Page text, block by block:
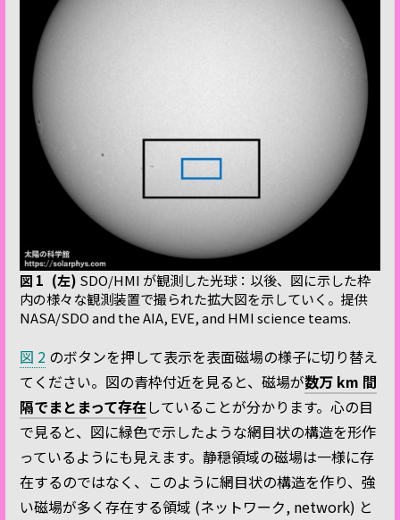
図 1 (左) SDO/HMI が観測した光球：以後、図に示した枠
内の様々な観測装置で撮られた拡大図を示していく。提供
NASA/SDO and the AIA, EVE, and HMI science teams.
図 2 のボタンを押して表示を表面磁場の様子に切り替え
てください。図の青枠付近を見ると、磁場が数万 km 間
隔でまとまって存在していることが分かります。心の目
で見ると、図に緑色で示したような網目状の構造を形作
っているようにも見えます。静穏領域の磁場は一様に存
在するのではなく、このように網目状の構造を作り、強
い磁場が多く存在する領域 (ネットワーク, network) と